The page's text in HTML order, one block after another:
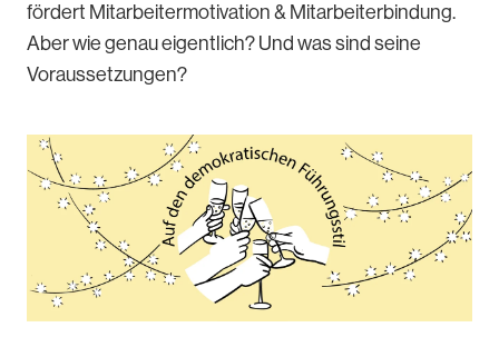
fördert Mitarbeitermotivation & Mitarbeiterbindung.
Aber wie genau eigentlich? Und was sind seine
Voraussetzungen?